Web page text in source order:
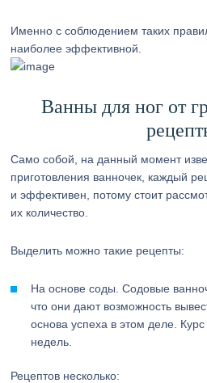
Именно с соблюдением таких
наиболее эффективной.
Ванны для ног от
Само собой, на данный момент
приготовления ванночек, каждый
и эффективен, потому стоит
их количество.
Выделить можно такие рецепты:
На основе соды. Содовые
что они дают возможность
основа успеха в этом деле.
недель.
Рецептов несколько: